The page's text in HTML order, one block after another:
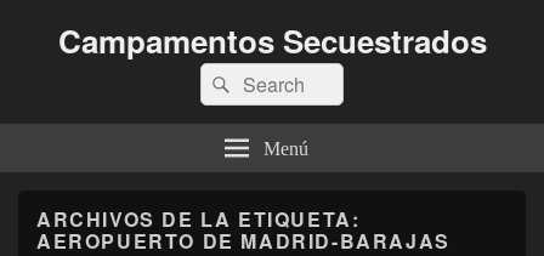
Campamentos Secuestrados
Buscar
por:
Buscar
Menú
ARCHIVOS DE LA ETIQUETA:
AEROPUERTO DE MADRID-BARAJAS